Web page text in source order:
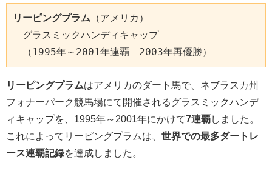
リーピングプラム （アメリカ）
グラスミックハンディキャップ
（1995年～2001年連覇　2003年再優勝）
リーピングプラムはアメリカのダート馬で、ネブラスカ州
フォナーパーク競馬場にて開催されるグラスミックハンデ
ィキャップを、1995年～2001年にかけて7連覇しました。
これによってリーピングプラムは、 世界での最多ダートレ
ース連覇記録を達成しました。